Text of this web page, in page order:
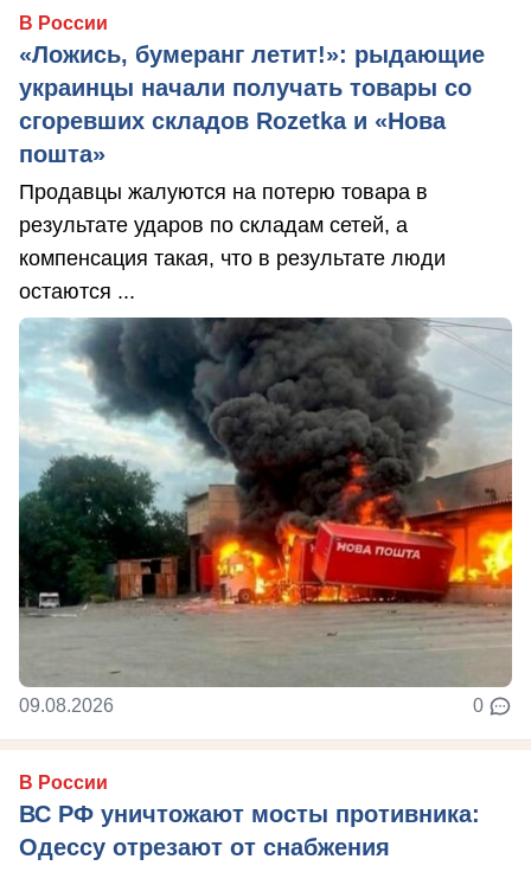
В России
«Ложись, бумеранг летит!»: рыдающие
украинцы начали получать товары со
сгоревших складов Rozetka и «Нова
пошта»
Продавцы жалуются на потерю товара в
результате ударов по складам сетей, а
компенсация такая, что в результате люди
остаются ...
09.08.2026 0
В России
ВС РФ уничтожают мосты противника:
Одессу отрезают от снабжения